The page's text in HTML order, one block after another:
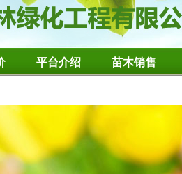
平台介绍 苗木销售